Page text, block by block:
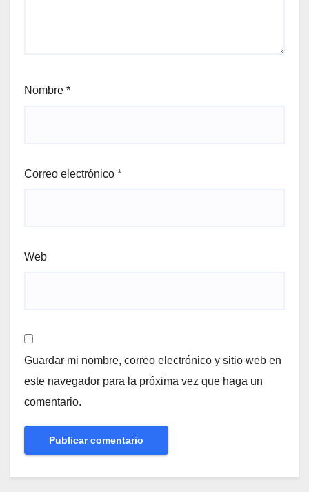
Nombre *
Correo electrónico *
Web
Guardar mi nombre, correo electrónico y sitio web en
este navegador para la próxima vez que haga un
comentario.